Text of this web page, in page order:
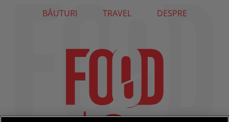
BĂUTURI
TRAVEL DESPRE